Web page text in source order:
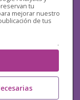
tu
mejorar nuestro
de tus
.